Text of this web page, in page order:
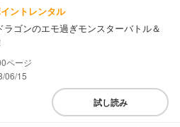
ントレンタル
ラゴンのエモ過ぎモンスターバトル＆
06/15
試し読み